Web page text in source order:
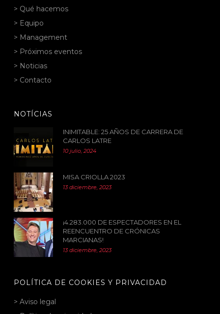
> Qué hacemos
> Equipo
> Management
> Próximos eventos
> Noticias
> Contacto
NOTÍCIAS
INIMITABLE: 25 AÑOS DE CARRERA DE
CARLOS LATRE
10 julio, 2024
MISA CRIOLLA 2023
13 diciembre, 2023
¡4.283.000 DE ESPECTADORES EN EL
REENCUENTRO DE CRÓNICAS
MARCIANAS!
13 diciembre, 2023
POLÍTICA DE COOKIES Y PRIVACIDAD
> Aviso legal